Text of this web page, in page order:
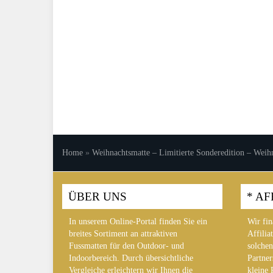
Home » Weihnachtsmatte – Limitierte Sonderedition –
ÜBER UNS
In unserem Online-Portal finden Sie ein
breites Sortiment an attraktiven
Fussmatten für den Outdoor- und
Indoorbereich. Durch übersichtliche
Vergleiche erleichtern wir Ihnen die
*
Wir
kleine